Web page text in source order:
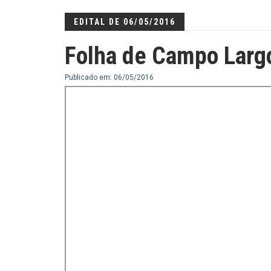
EDITAL DE 06/05/2016
Folha de Campo
Publicado em: 06/05/2016